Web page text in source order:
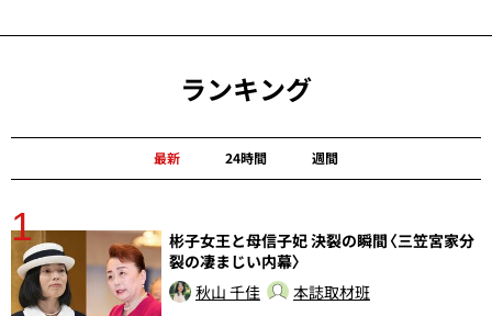
ランキング
最新 24時間 週間
1
彬子女王と母信子妃 決裂の瞬間〈三笠宮家分
裂の凄まじい内幕〉
秋山 千佳
本誌取材班